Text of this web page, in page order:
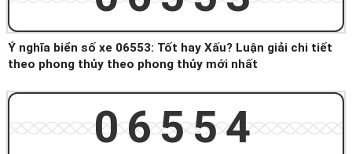
Ý nghĩa biển số xe 06553: Tốt hay Xấu? Luận giải chi tiết
theo phong thủy theo phong thủy mới nhất
06554